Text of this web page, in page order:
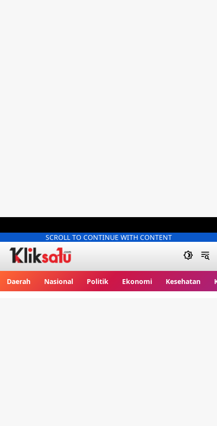
SCROLL TO CONTINUE WITH CONTENT
Daerah Nasional Politik Ekonomi Kesehatan